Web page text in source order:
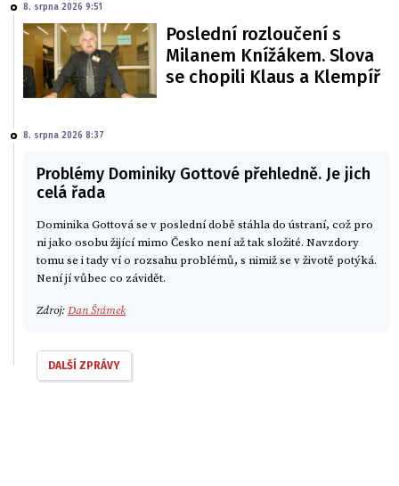
8. srpna 2026 9:51
Poslední rozloučení s
Milanem Knížákem. Slova
se chopili Klaus a Klempíř
8. srpna 2026 8:37
Problémy Dominiky Gottové přehledně. Je jich
celá řada
Dominika Gottová se v poslední době stáhla do ústraní, což pro
ni jako osobu žijící mimo Česko není až tak složité. Navzdory
tomu se i tady ví o rozsahu problémů, s nimiž se v životě potýká.
Není jí vůbec co závidět.
Zdroj:Dan Šrámek
DALŠÍ ZPRÁVY